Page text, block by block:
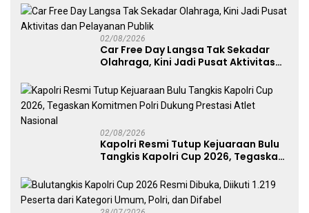
Perkuat Soliditas Prajurit
02/08/2026
Car Free Day Langsa Tak Sekadar
Olahraga, Kini Jadi Pusat Aktivitas
02/08/2026
Kapolri Resmi Tutup Kejuaraan Bulu
Tangkis Kapolri Cup 2026, Tegaskan
Atlet Nasional